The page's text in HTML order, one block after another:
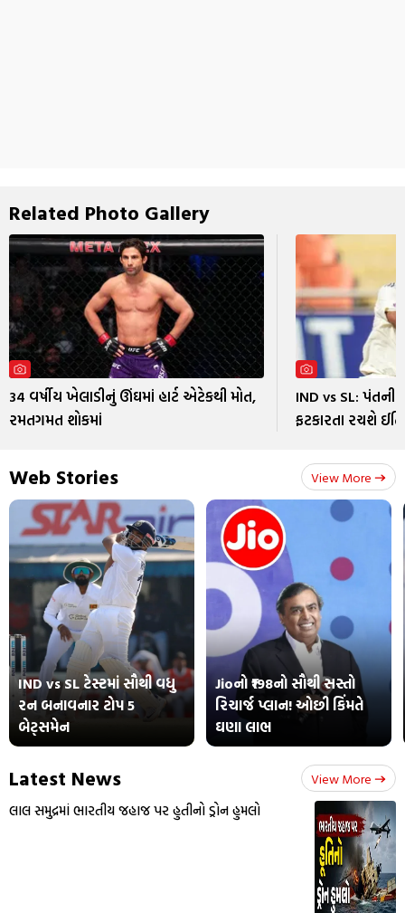
Related Photo Gallery
34 વર્ષીય ખેલાડીનું ઊંઘમાં હાર્ટ એટેકથી મોત,
રમતગમત શોકમાં
IND vs SL: પંતની
ફટકારતા રચશે
Web Stories View More
IND vs SL ટેસ્ટમાં સૌથી વધુ
રન બનાવનાર ટોપ 5
બેટ્સમેન
Jioનો ₹198નો સૌથી સસ્તો
રિચાર્જ પ્લાન! ઓછી કિંમતે
ઘણા લાભ
Latest News View More
લાલ સમુદ્રમાં ભારતીય જહાજ પર હુતીનો ડ્રોન હુમલો